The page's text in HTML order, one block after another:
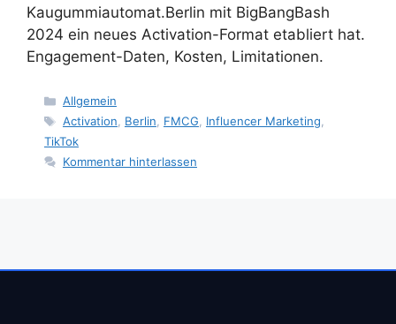
Kaugummiautomat.Berlin mit BigBangBash
2024 ein neues Activation-Format etabliert hat.
Engagement-Daten, Kosten, Limitationen.
Kategorien
Allgemein
Schlagwörter
Activation, Berlin, FMCG, Influencer Marketing,
TikTok
Kommentar hinterlassen